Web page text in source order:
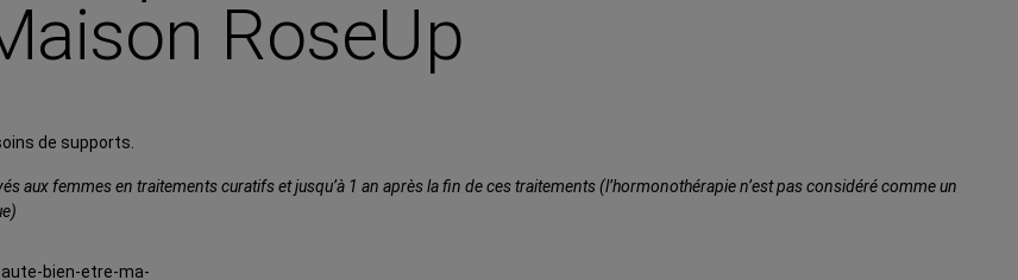
RoseUp
de supports.
aux femmes en traitements curatifs etjusqu’à 1 an après la fin de ces traitements (l’hormonothérapie n’est pas considéré comme un